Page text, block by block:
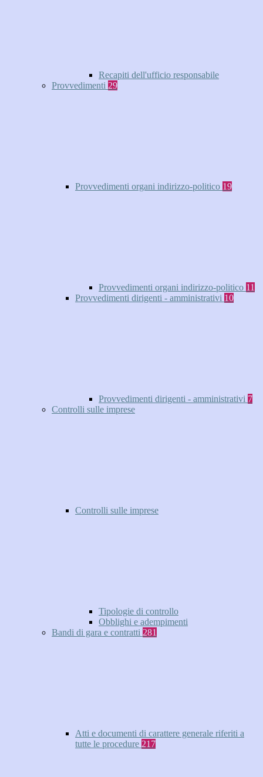
Recapiti dell'ufficio responsabile
Provvedimenti 29
Provvedimenti organi indirizzo-politico 19
Provvedimenti organi indirizzo-politico 11
Provvedimenti dirigenti - amministrativi 10
Provvedimenti dirigenti - amministrativi 7
Controlli sulle imprese
Controlli sulle imprese
Tipologie di controllo
Obblighi e adempimenti
Bandi di gara e contratti 281
Atti e documenti di carattere generale riferiti a
tutte le procedure 217